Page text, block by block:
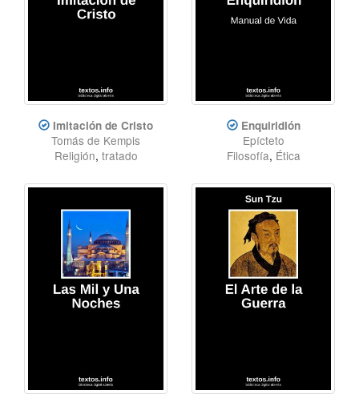
Imitación de Cristo
Tomás de Kempis
Religión, tratado
Enquiridión
Epícteto
Filosofía, Ética